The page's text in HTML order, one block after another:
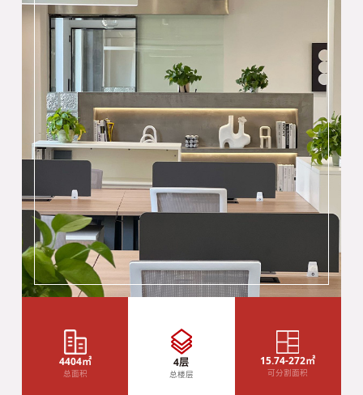
4404㎡
总面积
4层
总楼层
15.74-272㎡
可分割面积